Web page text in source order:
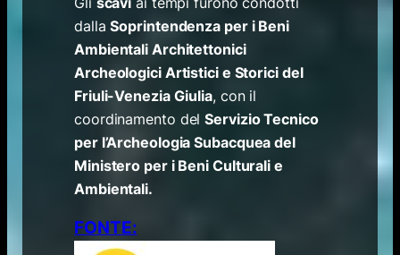
dallaSoprintendenza per i Beni
Ambientali Architettonici
Archeologici Artistici e Storici del
Friuli-Venezia Giulia, con il
coordinamento delServizio Tecnico
per l’Archeologia Subacquea del
Ministero per i Beni Culturali e
Ambientali.
FONTE: